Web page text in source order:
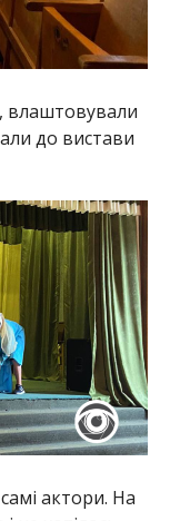
влаштовували
до вистави
самі актори. На